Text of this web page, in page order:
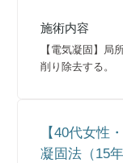
施術内容
【電気凝固】局
削り除去する。
【40代女性
凝固法（15年